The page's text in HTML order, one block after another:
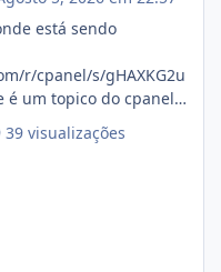
está sendo
r/cpanel/s/gHAXKG2u
é um topico do cpanel...
39 visualizações